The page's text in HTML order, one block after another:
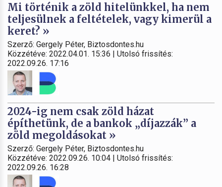
Mi történik a zöld hitelünkkel, ha nem
teljesülnek a feltételek, vagy kimerül a
keret? »
Szerző: Gergely Péter, Biztosdontes.hu
Közzétéve: 2022.04.01. 15:36 | Utolsó frissítés:
2022.09.26. 17:16
2024-ig nem csak zöld házat
építhetünk, de a bankok „díjazzák” a
zöld megoldásokat »
Szerző: Gergely Péter, Biztosdontes.hu
Közzétéve: 2022.09.26. 10:04 | Utolsó frissítés:
2022.09.26. 16:28